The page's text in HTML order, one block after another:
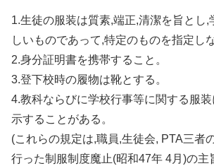
1.生徒の服装は質素,端正,清潔を旨とし,
しいものであって,特定のものを指定しな
2.身分証明書を携帯すること。
3.登下校時の履物は靴とする。
4.教科ならびに学校行事等に関する服
示することがある。
(これらの規定は,職員,生徒会, PTA三者
行った制服制度魔止(昭和47年 4月)の主